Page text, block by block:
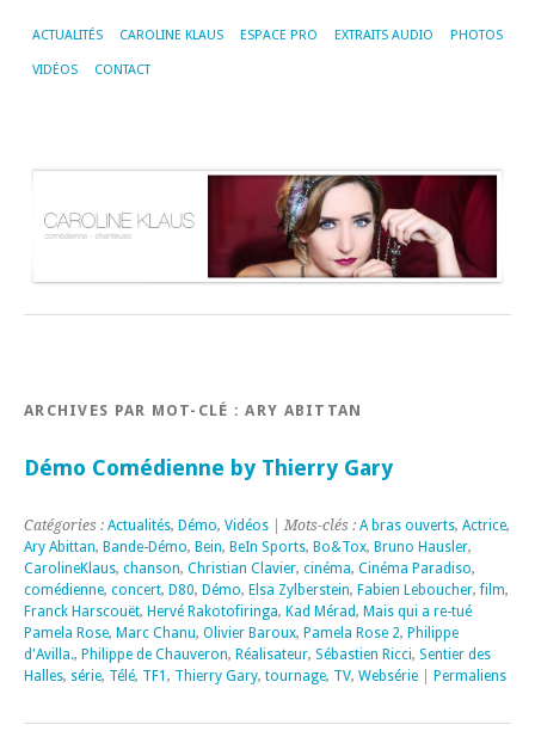
ACTUALITÉS CAROLINE KLAUS ESPACE PRO EXTRAITS AUDIO PHOTOS
VIDÉOS CONTACT
ARCHIVES PAR MOT-CLÉ :ARY ABITTAN
Démo Comédienne by Thierry Gary
Catégories : Actualités, Démo, Vidéos | Mots-clés : A bras ouverts, Actrice,
Ary Abittan, Bande-Démo, Bein, BeIn Sports, Bo&Tox, Bruno Hausler,
CarolineKlaus, chanson, Christian Clavier, cinéma, Cinéma Paradiso,
comédienne, concert, D80, Démo, Elsa Zylberstein, Fabien Leboucher,film,
Franck Harscouët, Hervé Rakotofiringa, Kad Mérad, Mais qui a re-tué
Pamela Rose, Marc Chanu, Olivier Baroux, Pamela Rose 2, Philippe
d'Avilla., Philippe de Chauveron, Réalisateur, Sébastien Ricci, Sentier des
Halles, série, Télé, TF1 , Thierry Gary, tournage, TV, Websérie Permaliens